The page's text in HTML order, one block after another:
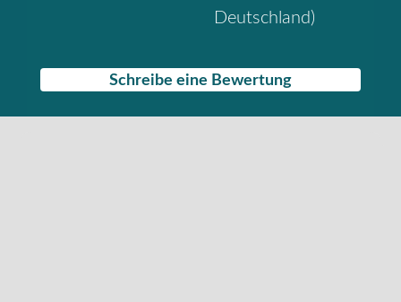
Deutschland)
Schreibe eine Bewertung